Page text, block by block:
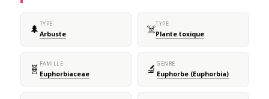
🌲 TYPE
Arbuste ☠️TYPE
Plante toxique
🧬 FAMILLE
Euphorbiaceae 🔬 GENRE
Euphorbe (Euphorbia)